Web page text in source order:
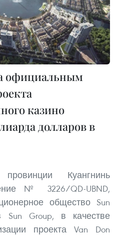
официальным
казино
долларов в
Куангнинь
№ 3226/QD-UBND,
общество Sun
Group, в качестве
проекта Van Don